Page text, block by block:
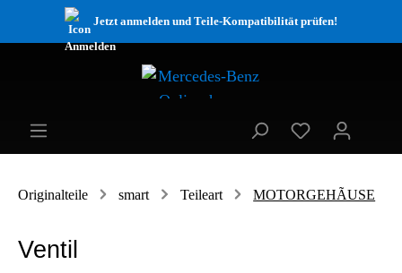
Jetzt anmelden und Teile-Kompatibilität prüfen!
Originalteile smart Teileart MOTORGEHÃUSE
Ventil